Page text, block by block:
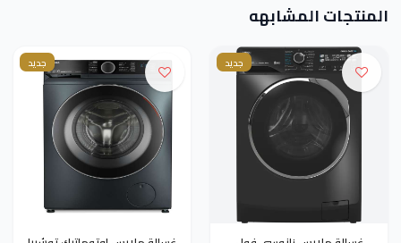
المنتجات المشابهه
جديد جديد